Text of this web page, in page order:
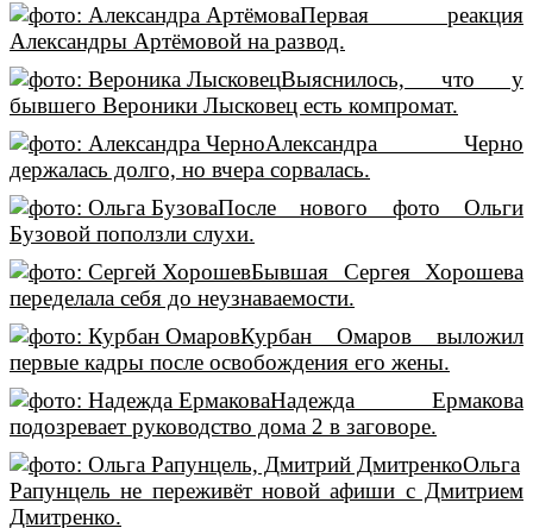
Первая реакция
Александры Артёмовой на развод.
Выяснилось, что у
бывшего Вероники Лысковец есть компромат.
Александра Черно
держалась долго, но вчера сорвалась.
После нового фото Ольги
Бузовой поползли слухи.
Бывшая Сергея Хорошева
переделала себя до неузнаваемости.
Курбан Омаров выложил
первые кадры после освобождения его жены.
Надежда Ермакова
подозревает руководство дома 2 в заговоре.
Ольга
Рапунцель не переживёт новой афиши с Дмитрием
Дмитренко.